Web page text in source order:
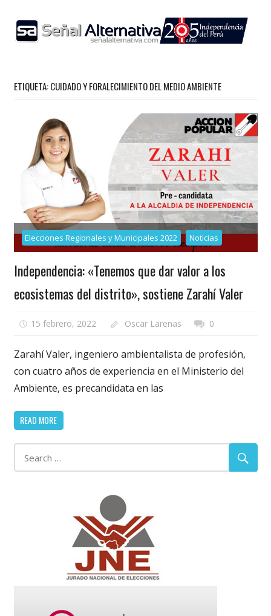
content
ETIQUETA:CUIDADO Y FORALECIMIENTO DEL MEDIO AMBIENTE
Elecciones Regionales y Municipales 2022 Noticias
Independencia: «Tenemos que dar valor a los
ecosistemas del distrito», sostiene Zarahí Valer
15 febrero, 2022 Oscar Larenas 0
Zarahí Valer, ingeniero ambientalista de profesión,
con cuatro años de experiencia en el Ministerio del
Ambiente, es precandidata en las
READ MORE